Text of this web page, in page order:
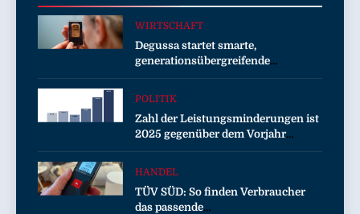
WIRTSCHAFT
Degussa startet smarte,
generationsübergreifende
Kampagne für Edelmetalle
POLITIK
Zahl der Leistungsminderungen ist
2025 gegenüber dem Vorjahr
gestiegen / BA-Presseinfo Nr. 13
HANDEL
TÜV SÜD: So finden Verbraucher
das passende